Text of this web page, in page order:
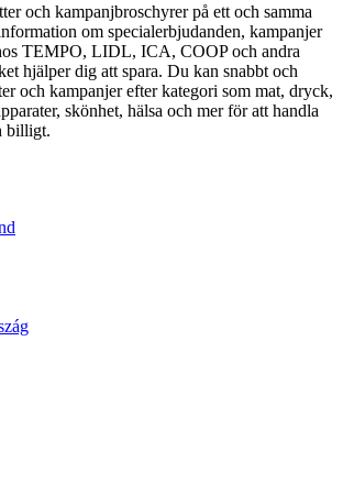
och kampanjbroschyrer på ett och samma
om specialerbjudanden, kampanjer
TEMPO, LIDL, ICA, COOP och andra
hjälper dig att spara. Du kan snabbt och
och kampanjer efter kategori som mat, dryck,
skönhet, hälsa och mer för att handla
billigt.